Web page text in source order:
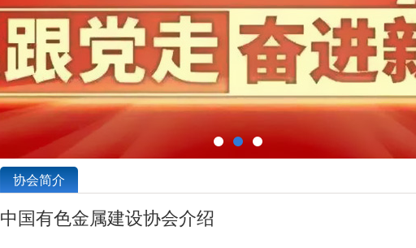
协会简介
中国有色金属建设协会介绍